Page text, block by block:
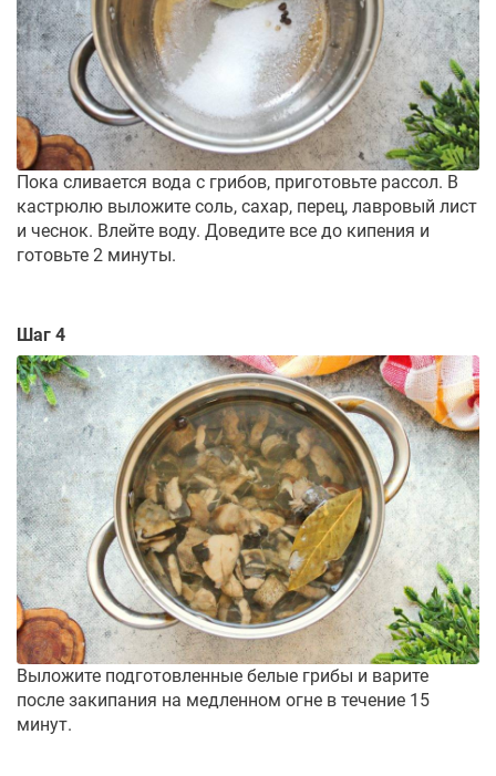
Пока сливается вода с грибов, приготовьте рассол. В
кастрюлю выложите соль, сахар, перец, лавровый лист
и чеснок. Влейте воду. Доведите все до кипения и
готовьте 2 минуты.
Шаг 4
Выложите подготовленные белые грибы и варите
после закипания на медленном огне в течение 15
минут.